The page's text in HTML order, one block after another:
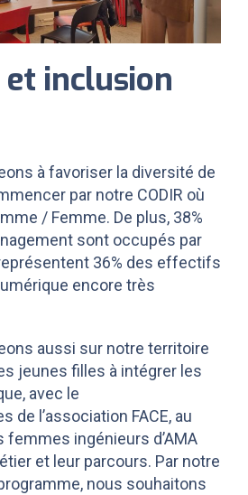
inclusion
à favoriser la diversité de
par notre CODIR où
/ Femme. De plus, 38%
sont occupés par
36% des effectifs
encore très
aussi sur notre territoire
jeunes filles à intégrer les
avec le
de l’association FACE, au
femmes ingénieurs d’AMA
et leur parcours. Par notre
nous souhaitons